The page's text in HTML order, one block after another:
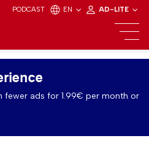
PODCAST EN AD-LITE
fewer ads for 1.99€ per month or